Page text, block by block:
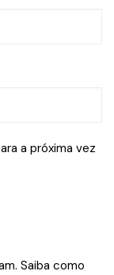
a próxima vez
Saiba como